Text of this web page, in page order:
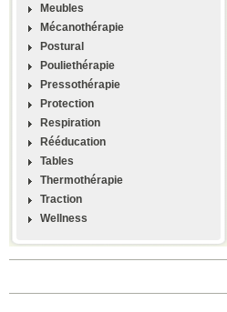
Meubles
Mécanothérapie
Postural
Pouliethérapie
Pressothérapie
Protection
Respiration
Rééducation
Tables
Thermothérapie
Traction
Wellness